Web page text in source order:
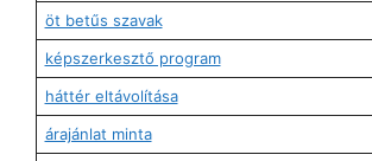
öt betűs szavak
képszerkesztő program
háttér eltávolítása
árajánlat minta